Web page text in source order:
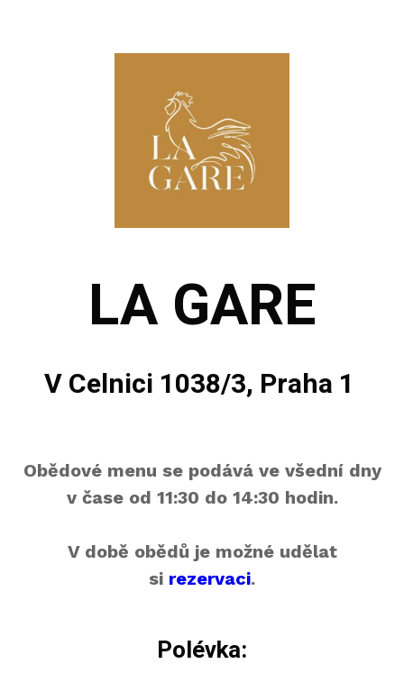
LA GARE
V Celnici 1038/3, Praha 1
Obědové menu se podává ve všední dny
v čase od 11:30 do 14:30 hodin.
V době obědů je možné udělat
si rezervaci.
Polévka: